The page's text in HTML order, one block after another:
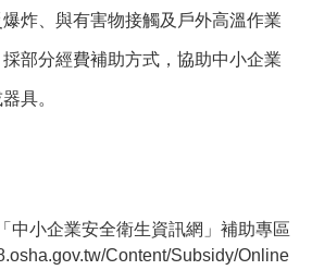
炸、與有害物接觸及戶外高溫作業
部分經費補助方式，協助中小企業
具。
中小企業安全衛生資訊網」補助專區
Content/Subsidy/Online